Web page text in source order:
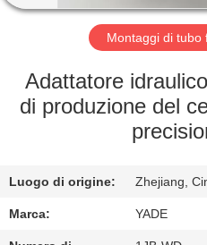
GIRO
FABBRICA
CONTROLLO
QUALITÀ
Montaggi di tubo
Adattatore
di produzione del
Luogo di origine: Zhejiang,
Marca: YADE